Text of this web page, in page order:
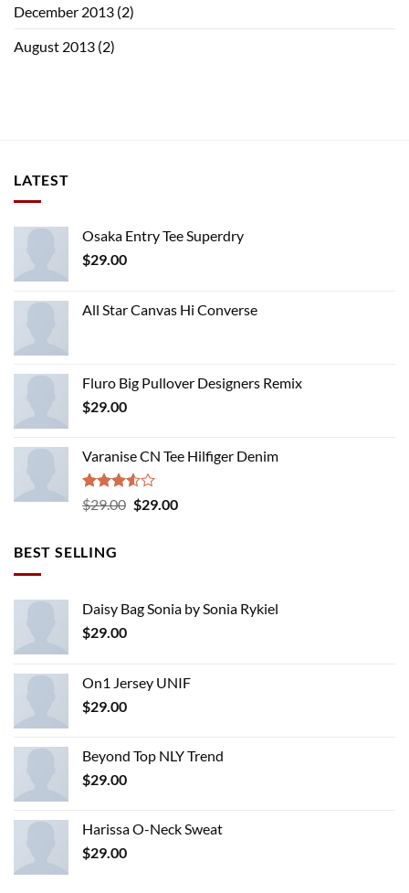
December 2013 (2)
August 2013 (2)
LATEST
Osaka Entry Tee Superdry
$29.00
All Star Canvas Hi Converse
Fluro Big Pullover Designers Remix
$29.00
Varanise CN Tee Hilfiger Denim
Rated
3.50
$29.00 Original
$29.00Current
BEST SELLING
Daisy Bag Sonia by Sonia Rykiel
$29.00
On1 Jersey UNIF
$29.00
Beyond Top NLY Trend
$29.00
Harissa O-Neck Sweat
$29.00